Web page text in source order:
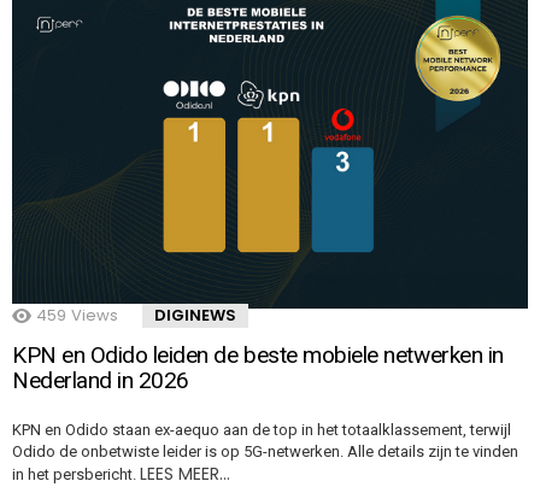
459 Views DIGINEWS
KPN en Odido leiden de beste mobiele netwerken in
Nederland in 2026
KPN en Odido staan ex-aequo aan de top in het totaalklassement, terwijl
Odido de onbetwiste leider is op 5G-netwerken. Alle details zijn te vinden
in het persbericht. LEES MEER…